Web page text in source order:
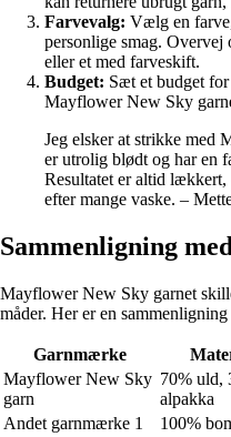
Farvevalg: Vælg en
personlige smag. Overvej
eller et med farveskift.
Budget: Sæt et budget
Mayflower New Sky
Jeg elsker at strikke med
er utrolig blødt og har en
Resultatet er altid
efter mange vaske. –
Sammenligning
Mayflower New Sky garnet
måder. Her er en
Garnmærke
Mayflower New Sky
garn
70% uld,
alpakka
Andet garnmærke 1
100%